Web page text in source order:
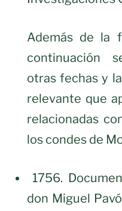
Además de la
continuación
otras fechas y
relevante que
relacionadas
los condes de
1756.
don Miguel